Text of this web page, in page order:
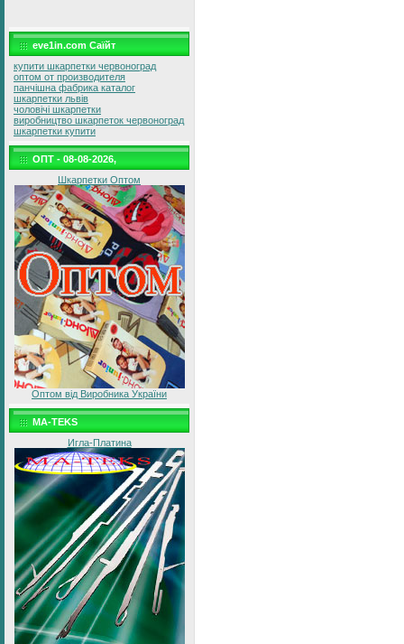
eve1in.com Саїйт
купити шкарпетки червоноград
оптом от производителя
панчішна фабрика каталог
шкарпетки львів
чоловічі шкарпетки
виробництво шкарпеток червоноград
шкарпетки купити
ОПТ - 08-08-2026,
Шкарпетки Оптом
Оптом від Виробника України
MA-TEKS
Игла-Платина